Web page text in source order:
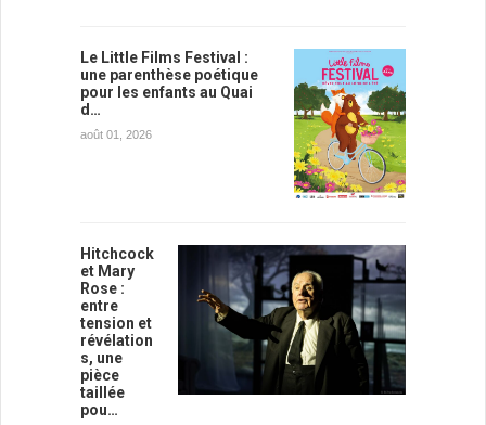
Le Little Films Festival :
une parenthèse poétique
pour les enfants au Quai
d…
août 01, 2026
Hitchcock
et Mary
Rose :
entre
tension et
révélation
s, une
pièce
taillée
pou…